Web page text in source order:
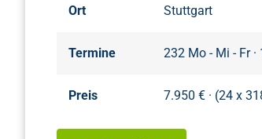
Ort Stuttgart
Termine 232 Mo - Mi - Fr
Preis 7.950 € · (24 x